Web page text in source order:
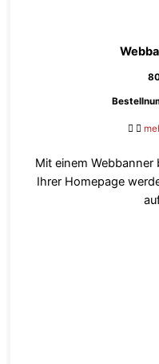
Mit einem
Ihrer Homepage